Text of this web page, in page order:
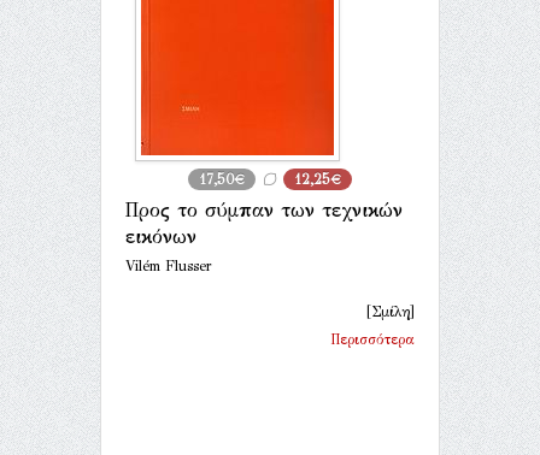
17,50€ 12,25€
Προς το σύμπαν των τεχνικών
εικόνων
Vilém Flusser
[Σμίλη]
Περισσότερα